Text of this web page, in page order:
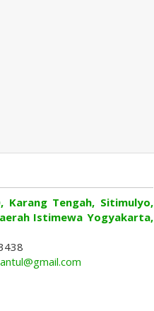
Karang Tengah, Sitimulyo,
Istimewa Yogyakarta,